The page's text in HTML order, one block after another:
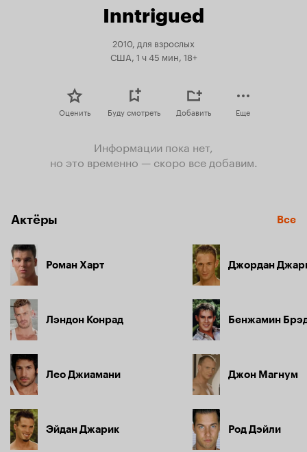
Inntrigued
2010, для взрослых
США, 1 ч 45 мин, 18+
Оценить Буду смотреть Добавить Еще
Информации пока нет,
но это временно — скоро все добавим.
Актёры Все
Роман Харт
Лэндон Конрад
Лео Джиамани
Эйдан Джарик
Джордан
Бенжамин
Джон Магнум
Род Дэйли